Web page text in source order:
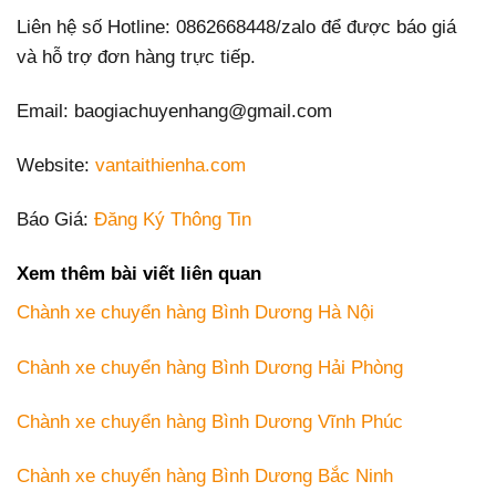
Liên hệ số Hotline: 0862668448/zalo để được báo giá
và hỗ trợ đơn hàng trực tiếp.
Email: baogiachuyenhang@gmail.com
Website: vantaithienha.com
Báo Giá: Đăng Ký Thông Tin
Xem thêm bài viết liên quan
Chành xe chuyển hàng Bình Dương Hà Nội
Chành xe chuyển hàng Bình Dương Hải Phòng
Chành xe chuyển hàng Bình Dương Vĩnh Phúc
Chành xe chuyển hàng Bình Dương Bắc Ninh